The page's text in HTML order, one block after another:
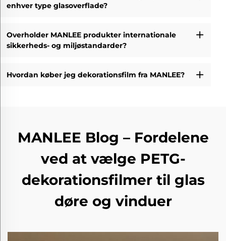
enhver type glasoverflade?
Overholder MANLEE produkter internationale
sikkerheds- og miljøstandarder?
Hvordan køber jeg dekorationsfilm fra MANLEE?
MANLEE Blog – Fordelene
ved at vælge PETG-
dekorationsfilmer til glas
døre og vinduer